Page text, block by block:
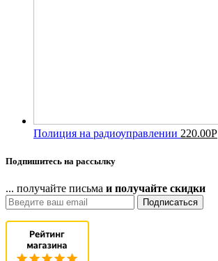
Полиция на радиоуправлении 220.00Р
Подпишитесь на рассылку
... получайте письма и получайте скидки
Подписаться